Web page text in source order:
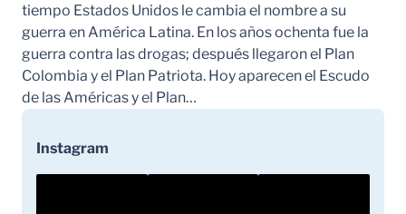
tiempo Estados Unidos le cambia el nombre a su
guerra en América Latina. En los años ochenta fue la
guerra contra las drogas; después llegaron el Plan
Colombia y el Plan Patriota. Hoy aparecen el Escudo
de las Américas y el Plan…
Instagram